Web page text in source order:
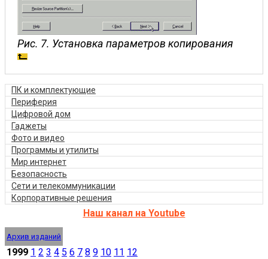
Рис. 7. Установка параметров копирования
ПК и комплектующие
Периферия
Цифровой дом
Гаджеты
Фото и видео
Программы и утилиты
Мир интернет
Безопасность
Сети и телекоммуникации
Корпоративные решения
Наш канал на Youtube
Архив изданий
1999 1 2 3 4 5 6 7 8 9 10 11 12